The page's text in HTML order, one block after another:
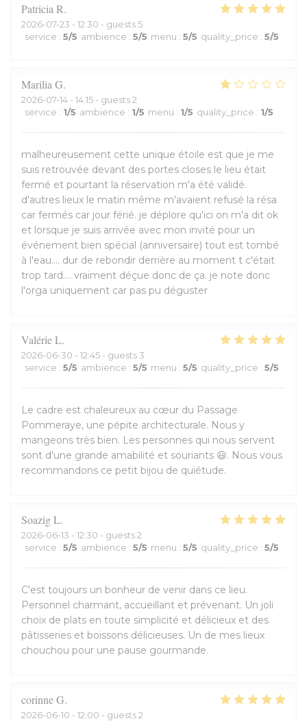
Patricia R
2026-07-23 - 12:30 - guests 5
service : 5/5 ambience : 5/5 menu : 5/5 quality_price : 5/5
Marilia G
2026-07-14 - 14:15 - guests 2
service : 1/5 ambience : 1/5 menu : 1/5 quality_price : 1/5
malheureusement cette unique étoile est que je me
suis retrouvée devant des portes closes le lieu était
fermé et pourtant la réservation m'a été validé.
d'autres lieux le matin même m'avaient refusé la résa
car fermés car jour férié. je déplore qu'ici on m'a dit ok
et lorsque je suis arrivée avec mon invité pour un
événement bien spécial (anniversaire) tout est tombé
à l'eau.... dur de rebondir derrière au moment t c'était
trop tard.... vraiment déçue donc de ça. je note donc
l'orga uniquement car pas pu déguster
ValérieL
2026-06-30 - 12:45 - guests 3
service : 5/5 ambience : 5/5 menu : 5/5 quality_price : 5/5
Le cadre est chaleureux au cœur du Passage
Pommeraye, une pépite architecturale. Nous y
mangeons très bien. Les personnes qui nous servent
sont d'une grande amabilité et souriants 😃. Nous vous
recommandons ce petit bijou de quiétude.
SoazigL
2026-06-13 - 12:30 - guests 2
service : 5/5 ambience : 5/5 menu : 5/5 quality_price : 5/5
C'est toujours un bonheur de venir dans ce lieu.
Personnel charmant, accueillant et prévenant. Un joli
choix de plats en toute simplicité et délicieux et des
pâtisseries et boissons délicieuses. Un de mes lieux
chouchou pour une pause gourmande.
corinneG
2026-06-10 - 12:00 - guests 2